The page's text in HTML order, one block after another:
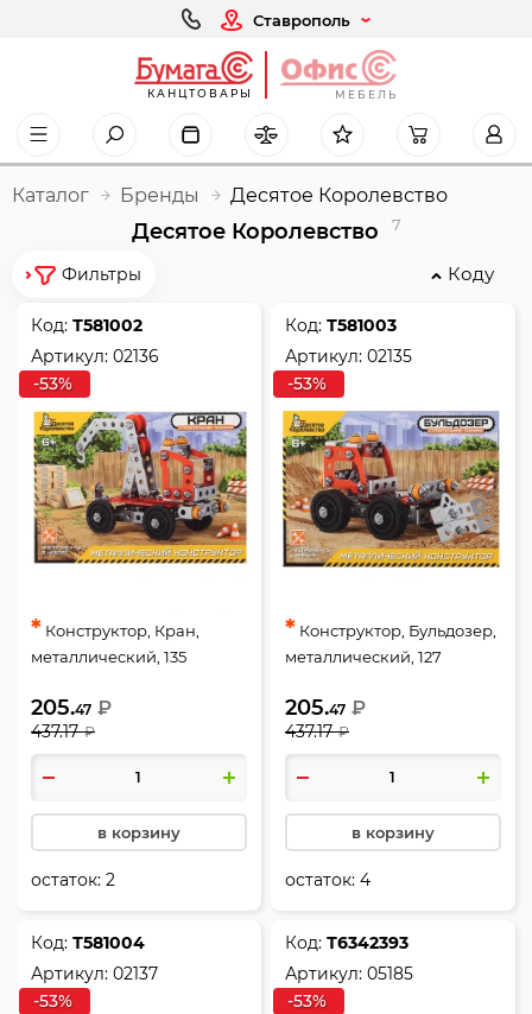
Ставрополь
КАНЦТОВАРЫ МЕБЕЛЬ
Каталог Бренды Десятое Королевство
Десятое Королевство 7
Фильтры Коду
Код:Т581002
Артикул:02136
-53%
* Конструктор, Кран,
металлический, 135
Королевство, 02136
205.47 ₽
437.17 ₽
в корзину
остаток:2
Код:Т581003
Артикул:02135
-53%
* Конструктор, Бульдозер,
металлический, 127
Королевство, 02135
205.47 ₽
437.17 ₽
в корзину
остаток:4
Код:Т581004
Артикул:02137
-53%
Код:Т6342393
Артикул:05185
-53%